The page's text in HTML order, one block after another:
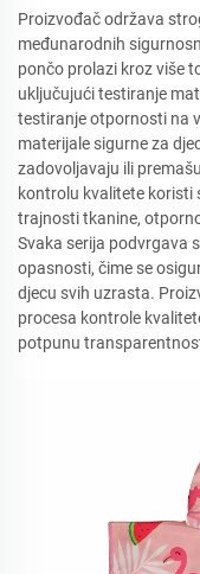
Proizvođač održava
međunarodnih
pončo prolazi kroz više
uključujući testiranje
testiranje otpornosti na
materijale sigurne za
zadovoljavaju ili
kontrolu kvalitete koristi
trajnosti tkanine,
Svaka serija podvrgava
opasnosti, čime se
djecu svih uzrasta.
procesa kontrole
potpunu